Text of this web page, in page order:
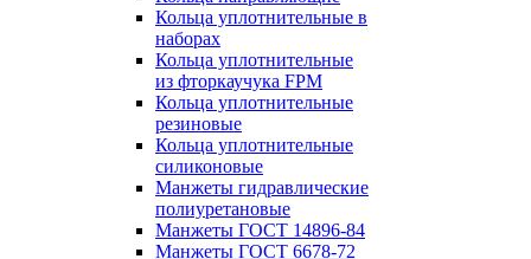
Кольца уплотнительные в
наборах
Кольца уплотнительные
из фторкаучука FPM
Кольца уплотнительные
резиновые
Кольца уплотнительные
силиконовые
Манжеты гидравлические
полиуретановые
Манжеты ГОСТ 14896-84
Манжеты ГОСТ 6678-72